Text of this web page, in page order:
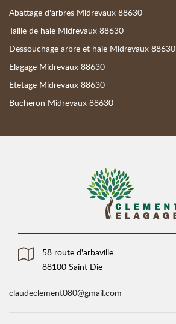
Abattage d'arbres Midrevaux 88630
Taille de haie Midrevaux 88630
Dessouchage arbre et haie Midrevaux 88630
Elagage Midrevaux 88630
Etetage Midrevaux 88630
Bucheron Midrevaux 88630
58 route d'arbaville
88100 Saint Die
claudeclement080@gmail.com